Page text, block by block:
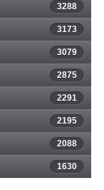
3288
3173
3079
2875
2291
2195
2088
1630